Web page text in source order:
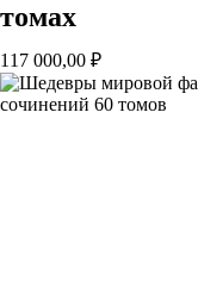
томах
117 000,00 ₽